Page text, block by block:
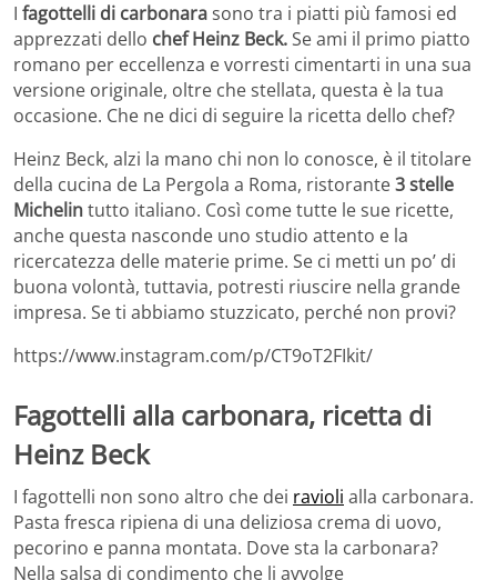
I fagottelli di carbonarasono tra i piatti più famosi ed
apprezzati dello chef Heinz Beck.Se ami il primo piatto
romano per eccellenza e vorresti cimentarti in una sua
versione originale, oltre che stellata, questa è la tua
occasione. Che ne dici di seguire la ricetta dello chef?
Heinz Beck, alzi la mano chi non lo conosce, è il titolare
della cucina de La Pergola a Roma, ristorante3 stelle
Michelintutto italiano. Così come tutte le sue ricette,
anche questa nasconde uno studio attento e la
ricercatezza delle materie prime. Se ci metti un po’ di
buona volontà, tuttavia, potresti riuscire nella grande
impresa. Se ti abbiamo stuzzicato, perché non provi?
https://www.instagram.com/p/CT9oT2FIkit/
Fagottelli alla carbonara, ricetta di
Heinz Beck
I fagottelli non sono altro che dei ravioli alla carbonara.
Pasta fresca ripiena di una deliziosa crema di uovo,
pecorino e panna montata. Dove sta la carbonara?
Nella salsa di condimento che li avvolge